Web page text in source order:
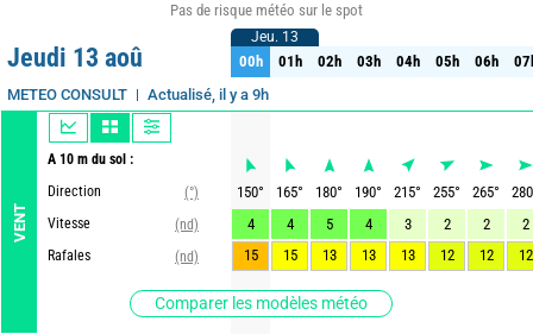
Pas de risque météo sur le spot
Jeudi 13 aoû
METEO CONSULT Actualisé, il y a 9h
VENT
A 10 m du sol :
Direction
(°)
Vitesse
(nd)
Rafales
(nd)
Comparer les modèles météo
Jeu. 13
00h 01h 02h 03h 04h 05h 06h
Jeu. 13
00h 01h 02h 03h 04h 05h 06h
150° 165° 180° 190° 215° 255° 265°
280
4
4 5 4 3 2 2
2
15
15 13 13 13 12 12 12